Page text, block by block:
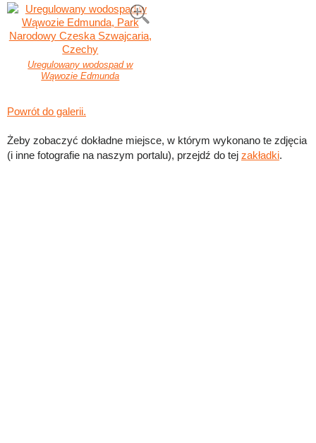
Uregulowany wodospad w
Wąwozie Edmunda
Powrót do galerii.
Żeby zobaczyć dokładne miejsce, w którym wykonano te zdjęcia
(i inne fotografie na naszym portalu), przejdź do tej zakładki.